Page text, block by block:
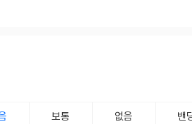
보통 없음 밴